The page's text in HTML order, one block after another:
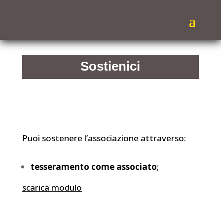
Sostienici
Puoi sostenere l’associazione attraverso:
tesseramento come associato;
scarica modulo